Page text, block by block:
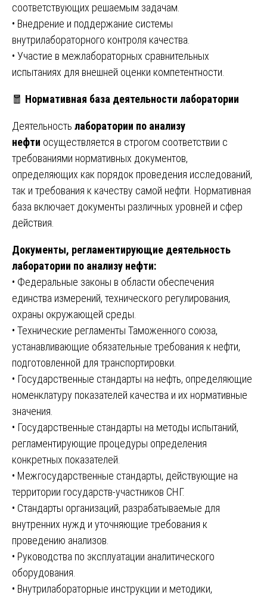
соответствующих решаемым задачам.
• Внедрение и поддержание системы
внутрилабораторного контроля качества.
• Участие в межлабораторных сравнительных
испытаниях для внешней оценки компетентности.
🧧 Нормативная база деятельности лаборатории
Деятельность лаборатории по анализу
нефти осуществляется в строгом соответствии с
требованиями нормативных документов,
определяющих как порядок проведения исследований,
так и требования к качеству самой нефти. Нормативная
база включает документы различных уровней и сфер
действия.
Документы, регламентирующие деятельность
лаборатории по анализу нефти:
• Федеральные законы в области обеспечения
единства измерений, технического регулирования,
охраны окружающей среды.
• Технические регламенты Таможенного союза,
устанавливающие обязательные требования к нефти,
подготовленной для транспортировки.
• Государственные стандарты на нефть, определяющие
номенклатуру показателей качества и их нормативные
значения.
• Государственные стандарты на методы испытаний,
регламентирующие процедуры определения
конкретных показателей.
• Межгосударственные стандарты, действующие на
территории государств-участников СНГ.
• Стандарты организаций, разрабатываемые для
внутренних нужд и уточняющие требования к
проведению анализов.
• Руководства по эксплуатации аналитического
оборудования.
• Внутрилабораторные инструкции и методики,